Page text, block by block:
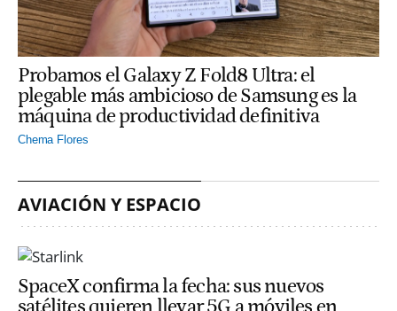
Probamos el Galaxy Z Fold8 Ultra: el
plegable más ambicioso de Samsung es la
máquina de productividad definitiva
Chema Flores
AVIACIÓN Y ESPACIO
SpaceX confirma la fecha: sus nuevos